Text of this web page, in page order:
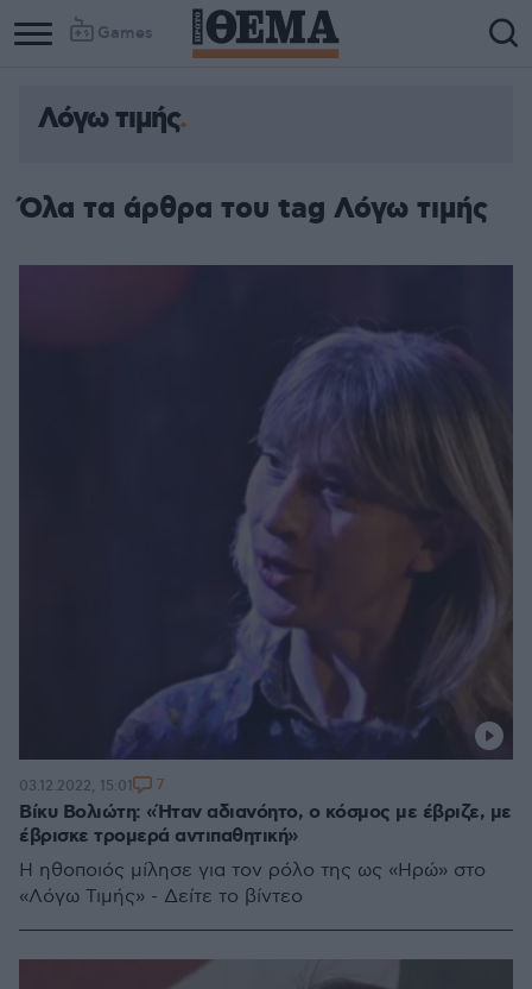
Games
Λόγω τιμής
Όλα τα άρθρα του tag Λόγω τιμής
Βίκυ Βολιώτη: «Ήταν αδιανόητο, ο κόσμος με έβριζε, με
έβρισκε τρομερά αντιπαθητική»
Η ηθοποιός μίλησε για τον ρόλο της ως «Ηρώ» στο
«Λόγω Τιμής» - Δείτε το βίντεο
03.12.2022, 15:01 7